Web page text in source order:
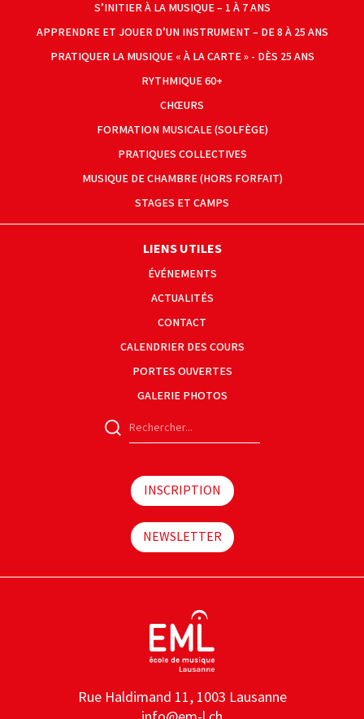
S’INITIER À LA MUSIQUE – 1 À 7 ANS
APPRENDRE ET JOUER D’UN INSTRUMENT – DE 8 À 25 ANS
PRATIQUER LA MUSIQUE « À LA CARTE » - DÈS 25 ANS
RYTHMIQUE 60+
CHŒURS
FORMATION MUSICALE (SOLFÈGE)
PRATIQUES COLLECTIVES
MUSIQUE DE CHAMBRE (HORS FORFAIT)
STAGES ET CAMPS
LIENS UTILES
ÉVÉNEMENTS
ACTUALITÉS
CONTACT
CALENDRIER DES COURS
PORTES OUVERTES
GALERIE PHOTOS
INSCRIPTION
NEWSLETTER
Rue Haldimand 11, 1003 Lausanne